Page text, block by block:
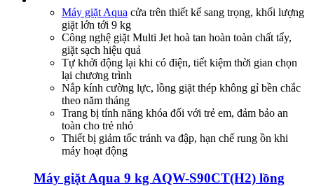
Máy giặt Aqua cửa trên thiết kế sang trọng, khối lượng
giặt lớn tới 9 kg
Công nghệ giặt Multi Jet hoà tan hoàn toàn chất tẩy,
giặt sạch hiệu quả
Tự khởi động lại khi có điện, tiết kiệm thời gian chọn
lại chương trình
Nắp kính cường lực, lồng giặt thép không gỉ bền chắc
theo năm tháng
Trang bị tính năng khóa đối với trẻ em, đảm bảo an
toàn cho trẻ nhỏ
Thiết bị giảm tốc tránh va đập, hạn chế rung ồn khi
máy hoạt động
Máy giặt Aqua 9 kg AQW-S90CT(H2) lồng